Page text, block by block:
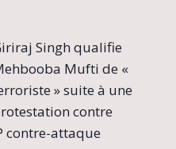
Singh qualifie
Mufti de «
» suite à une
contre
contre-attaque